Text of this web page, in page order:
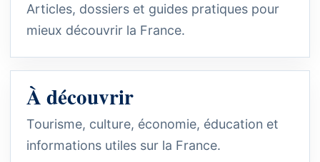
Articles, dossiers et guides pratiques pour
mieux découvrir la France.
À découvrir
Tourisme, culture, économie, éducation et
informations utiles sur la France.